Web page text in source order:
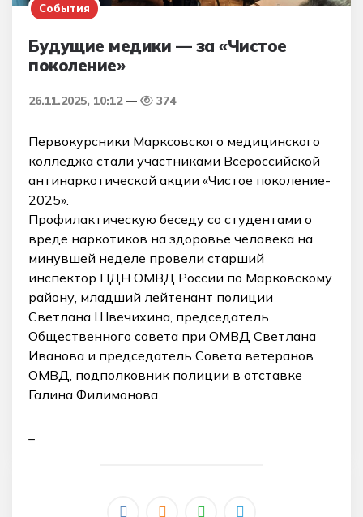
События
Будущие медики — за «Чистое
поколение»
26.11.2025, 10:12 374
Первокурсники Марксовского медицинского
колледжа стали участниками Всероссийской
антинаркотической акции «Чистое поколение-
2025».
Профилактическую беседу со студентами о
вреде наркотиков на здоровье человека на
минувшей неделе провели старший
инспектор ПДН ОМВД России по Марковскому
району, младший лейтенант полиции
Светлана Швечихина, председатель
Общественного совета при ОМВД Светлана
Иванова и председатель Совета ветеранов
ОМВД, подполковник полиции в отставке
Галина Филимонова.